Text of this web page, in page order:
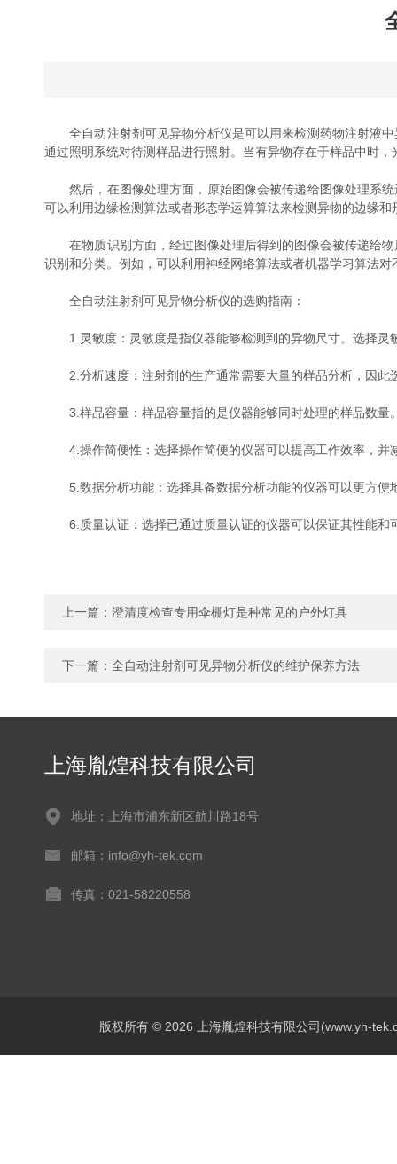
全自动注射剂可见异物分析仪是可以用来检测药物注射液中
通过照明系统对待测样品进行照射。当有异物存在于样品中时
然后，在图像处理方面，原始图像会被传递给图像处理系统
可以利用边缘检测算法或者形态学运算算法来检测异物的边缘和
在物质识别方面，经过图像处理后得到的图像会被传递给物
识别和分类。例如，可以利用神经网络算法或者机器学习算法
全自动注射剂可见异物分析仪的选购指南：
1.灵敏度：灵敏度是指仪器能够检测到的异物尺寸。选择灵
2.分析速度：注射剂的生产通常需要大量的样品分析，因此
3.样品容量：样品容量指的是仪器能够同时处理的样品数量
4.操作简便性：选择操作简便的仪器可以提高工作效率，并
5.数据分析功能：选择具备数据分析功能的仪器可以更方便
6.质量认证：选择已通过质量认证的仪器可以保证其性能和
上一篇： 澄清度检查专用伞棚灯是种常见的户外灯具
下一篇： 全自动注射剂可见异物分析仪的维护保养方法
上海胤煌科技有限公司
地址：上海市浦东新区航川路18号
邮箱：info@yh-tek.com
传真：021-58220558
版权所有 © 2026 上海胤煌科技有限公司(www.yh-